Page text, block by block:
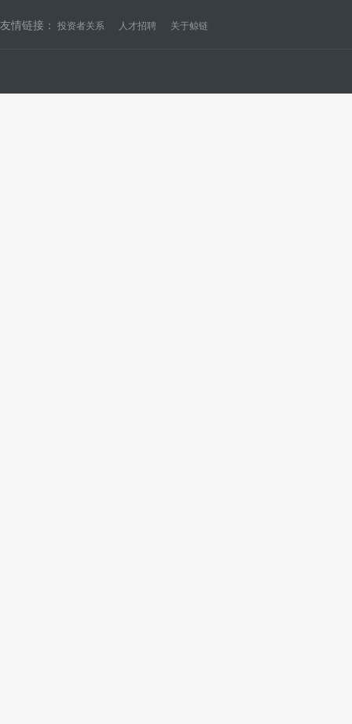
友情链接： 投资者关系 人才招聘 关于鲸链